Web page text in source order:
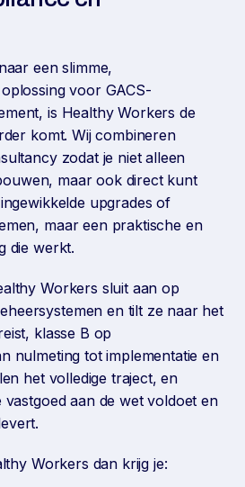
een slimme,
voor GACS-
is Healthy Workers de
komt. Wij combineren
zodat je niet alleen
maar ook direct kunt
upgrades of
maar een praktische en
die werkt.
Workers sluit aan op
en tilt ze naar het
klasse B op
nulmeting tot implementatie en
het volledige traject, en
aan de wet voldoet en
Workers dan krijg je: